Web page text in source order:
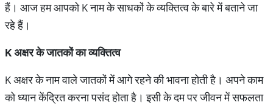
हैं। आज हम आपको K नाम के साधकों के व्यक्तित्व के बारे में बताने जा
रहे हैं।
K अक्षर के जातकों का व्यक्तित्व
K अक्षर के नाम वाले जातकों में आगे रहने की भावना होती है। अपने काम
को ध्यान केंद्रित करना पसंद होता है। इसी के दम पर जीवन में सफलता